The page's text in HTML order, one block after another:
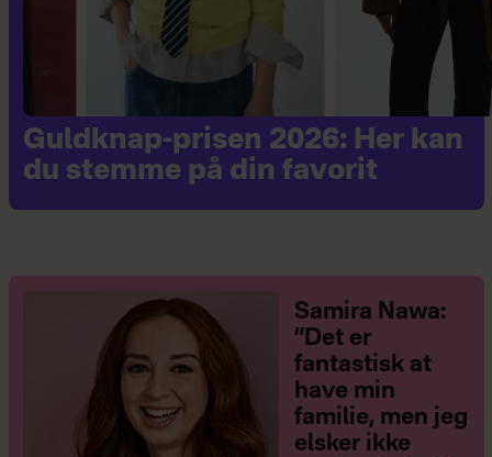
Guldknap-prisen 2026: Her kan
du stemme på din favorit
Samira Nawa:
”Det er
fantastisk at
have min
familie, men jeg
elsker ikke